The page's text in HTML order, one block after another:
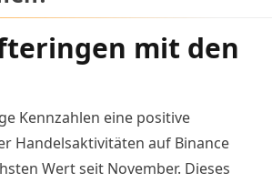
mit den
Kennzahlen eine positive
Handelsaktivitäten auf Binance
Wert seit November. Dieses